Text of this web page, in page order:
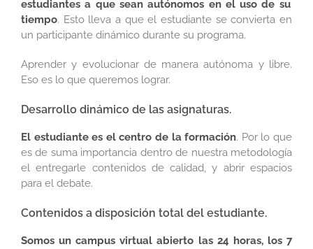
estudiantes a que sean autónomos en el uso de su
tiempo. Esto lleva a que el estudiante se convierta en
un participante dinámico durante su programa.
Aprender y evolucionar de manera autónoma y libre.
Eso es lo que queremos lograr.
Desarrollo dinámico de las asignaturas.
El estudiante es el centro de la formación. Por lo que
es de suma importancia dentro de nuestra metodología
el entregarle contenidos de calidad, y abrir espacios
para el debate.
Contenidos a disposición total del estudiante.
Somos un campus virtual abierto las 24 horas, los 7